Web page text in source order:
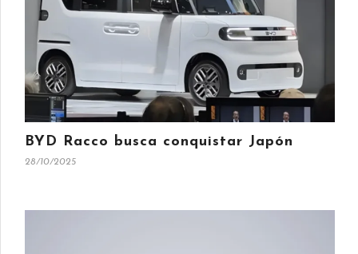
BYD Racco busca conquistar Japón
28/10/2025